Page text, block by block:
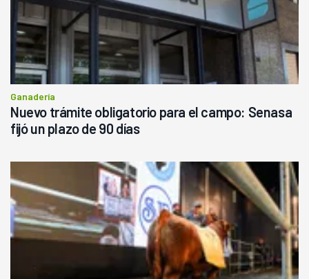
Ganadería
Nuevo trámite obligatorio para el campo: Senasa
fijó un plazo de 90 días